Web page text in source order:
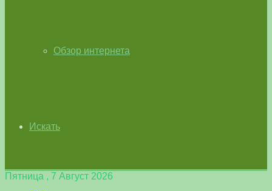
Обзор интернета
Искать
Пятница , 7 Август 2026